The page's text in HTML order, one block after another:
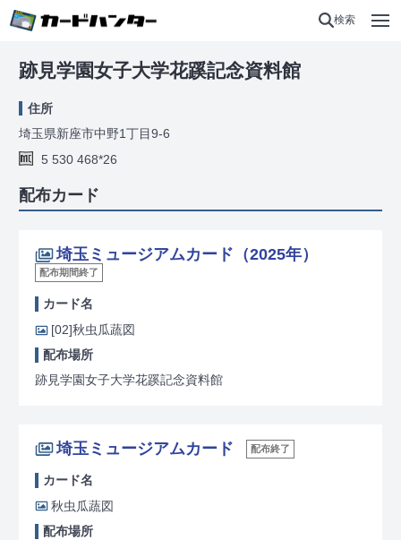
検索
跡見学園女子大学花蹊記念資料館
住所
埼玉県新座市中野1丁目9-6
5 530 468*26
配布カード
埼玉ミュージアムカード（2025年）
配布期間終了
カード名
[02]秋虫瓜蔬図
配布場所
跡見学園女子大学花蹊記念資料館
埼玉ミュージアムカード 配布終了
カード名
秋虫瓜蔬図
配布場所